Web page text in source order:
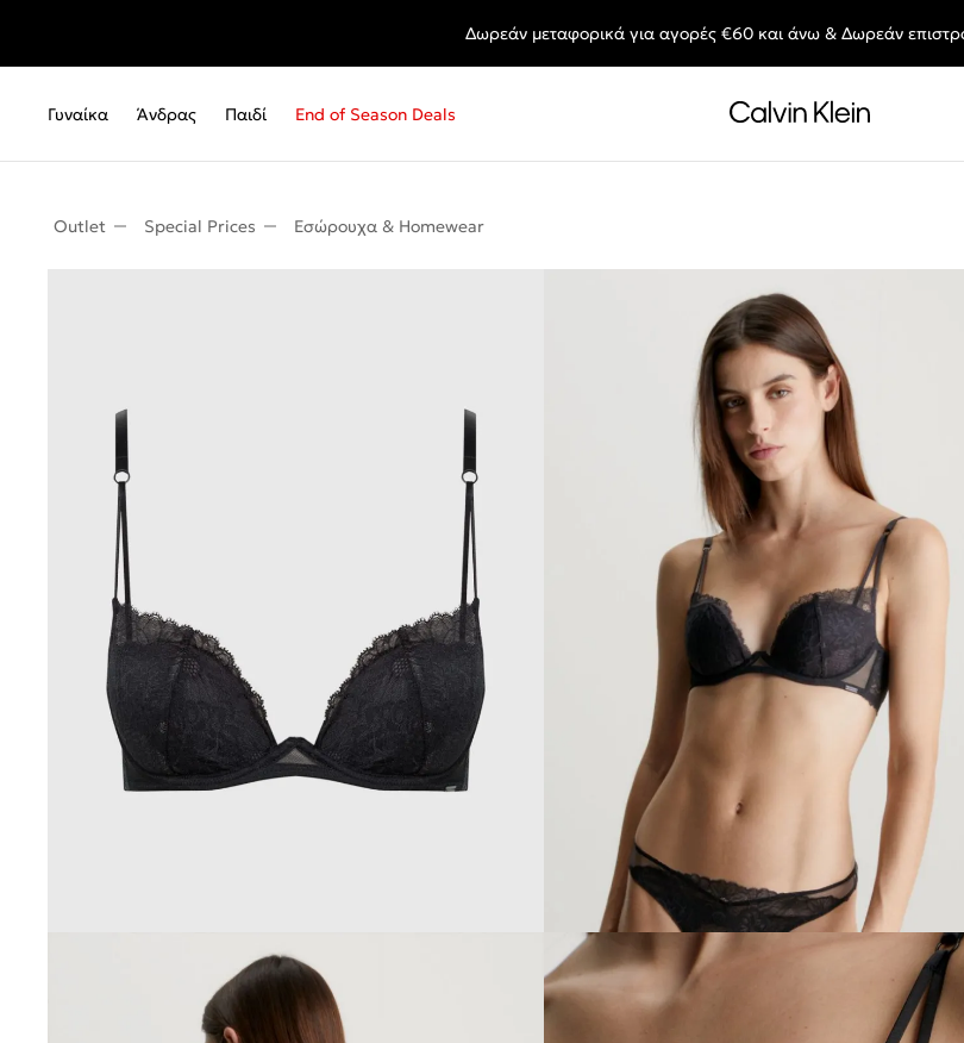
End of Season Deals: Αγαπημένα styles, στις
Δωρεάν μεταφορικά για αγορές €60 και άνω & Δωρεάν
Γυναίκα Άνδρας Παιδί End of Season Deals
Outlet Special Prices Εσώρουχα & Homewear